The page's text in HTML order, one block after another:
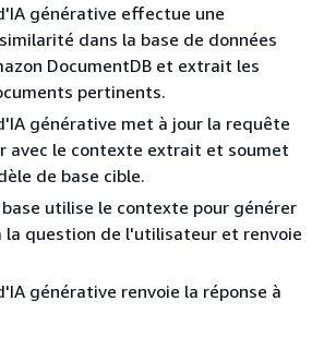
générative effectue une
dans la base de données
DocumentDB et extrait les
pertinents.
générative met à jour la requête
avec le contexte extrait et soumet
de base cible.
utilise le contexte pour générer
la question de l'utilisateur et renvoie
générative renvoie la réponse à